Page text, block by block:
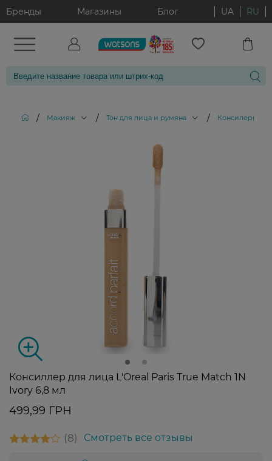
Бренды Магазины Блог UA RU
/ Макияж / Тон для лица и румяна / Консилеры
Консиллер для лица L'Oreal Paris True Match 1N
Ivory 6,8 мл
499,99 ГРН
8 Смотреть все отзывы